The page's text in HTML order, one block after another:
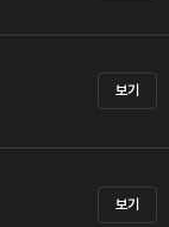
보기
보기